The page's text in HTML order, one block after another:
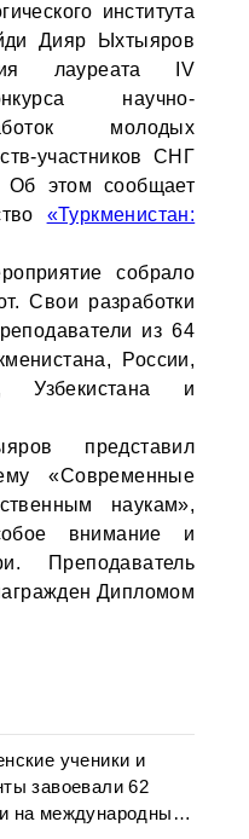
института
Дияр Ыхтыяров
лауреата IV
научно-
молодых
участников СНГ
Об этом сообщает
«Туркменистан:
собрало
Свои разработки
из 64
России,
Узбекистана и
представил
«Современные
наукам»,
внимание и
Преподаватель
Дипломом
ученики и
завоевали 62
на международных